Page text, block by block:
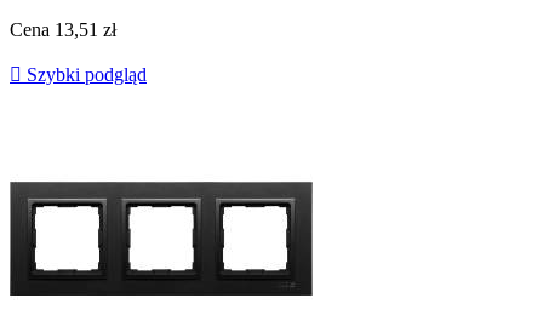
Cena 13,51 zł
 Szybki podgląd